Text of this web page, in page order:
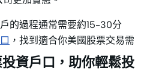
的過程通常需要約15-30分
，找到適合你美國股票交易需
資戶口，助你輕鬆投